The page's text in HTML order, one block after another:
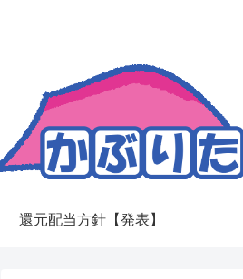
還元配当方針【発表】